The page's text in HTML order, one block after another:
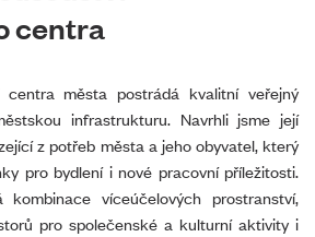
centra
města postrádá kvalitní veřejný
infrastrukturu. Navrhli jsme její
z potřeb města a jeho obyvatel, který
pro bydlení i nové pracovní příležitosti.
víceúčelových prostranství,
pro společenské a kulturní aktivity i